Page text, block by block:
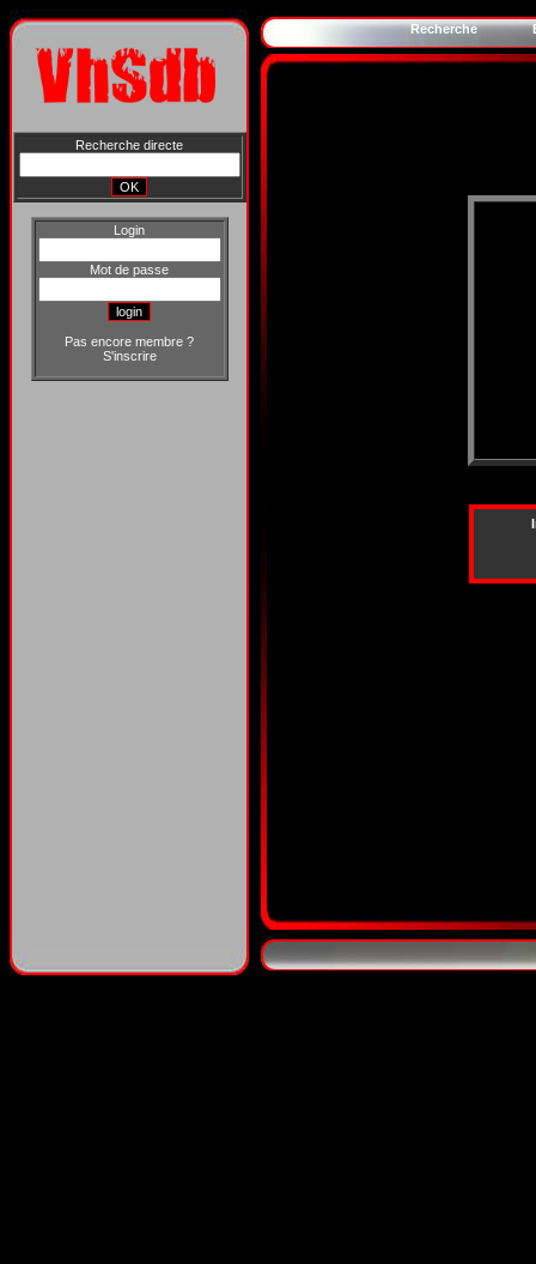
Recherche directe
Login
Mot de passe
Pas encore membre ?
S'inscrire
Recherche